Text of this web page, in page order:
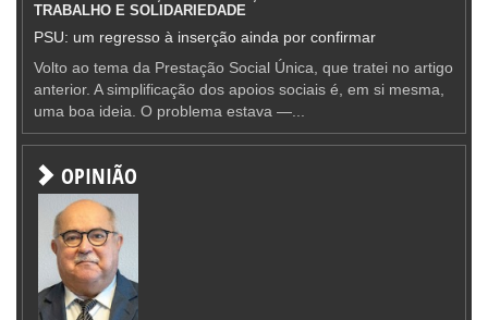
TRABALHO E SOLIDARIEDADE
PSU: um regresso à inserção ainda por confirmar
Volto ao tema da Prestação Social Única, que tratei no artigo
anterior. A simplificação dos apoios sociais é, em si mesma,
uma boa ideia. O problema estava —...
OPINIÃO